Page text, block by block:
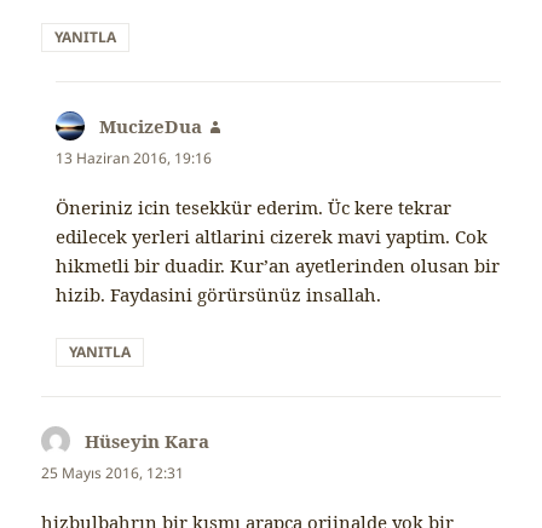
YANITLA
MucizeDua
13 Haziran 2016, 19:16
Öneriniz icin tesekkür ederim. Üc kere tekrar
edilecek yerleri altlarini cizerek mavi yaptim. Cok
hikmetli bir duadir. Kur’an ayetlerinden olusan bir
hizib. Faydasini görürsünüz insallah.
YANITLA
Hüseyin Kara
25 Mayıs 2016, 12:31
hizbulbahrın bir kısmı arapça orjinalde yok bir